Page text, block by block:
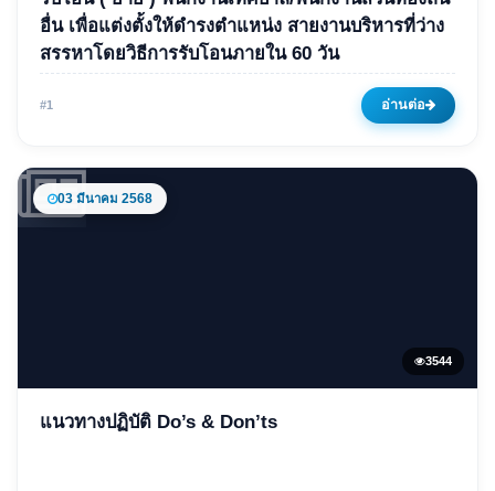
รับโอน ( ย้าย ) พนักงาน
เทศบาล/พนักงานส่วนท้องถิ่นอื่น
เพื่อแต่งตั้งให้ดำรงตำแหน่ง สาย
งานบริหารที่ว่าง สรรหาโดยวิธี
การรับโอนภายใน 60 วัน
10 กันยายน 2568
อื่น เพื่อแต่งตั้งให้ดำรงตำแหน่ง สายงานบริหารที่ว่าง
สรรหาโดยวิธีการรับโอนภายใน 60 วัน
#1 อ่านต่อ
03 มีนาคม 2568
3544
แนวทางปฏิบัติ Do’s & Don’ts